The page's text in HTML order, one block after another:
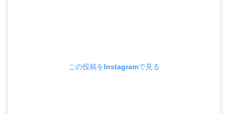
この投稿をInstagramで見る